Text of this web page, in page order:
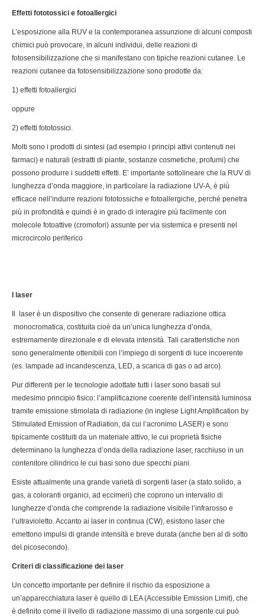
Effetti fototossici e fotoallergici
L’esposizione alla RUV e la contemporanea assunzione di alcuni composti
chimici può provocare, in alcuni individui, delle reazioni di
fotosensibilizzazione che si manifestano con tipiche reazioni cutanee. Le
reazioni cutanee da fotosensibilizzazione sono prodotte da:
1) effetti fotoallergici
oppure
2) effetti fototossici.
Molti sono i prodotti di sintesi (ad esempio i principi attivi contenuti nei
farmaci) e naturali (estratti di piante, sostanze cosmetiche, profumi) che
possono produrre i suddetti effetti. E’ importante sottolineare che la RUV di
lunghezza d’onda maggiore, in particolare la radiazione UV-A, è più
efficace nell’indurre reazioni fototossiche e fotoallergiche, perché penetra
più in profondità e quindi è in grado di interagire più facilmente con
molecole fotoattive (cromofori) assunte per via sistemica e presenti nel
microcircolo periferico
I laser
Il laser è un dispositivo che consente di generare radiazione ottica
monocromatica, costituita cioè da un’unica lunghezza d’onda,
estremamente direzionale e di elevata intensità. Tali caratteristiche non
sono generalmente ottenibili con l’impiego di sorgenti di luce incoerente
(es. lampade ad incandescenza, LED, a scarica di gas o ad arco).
Pur differenti per le tecnologie adottate tutti i laser sono basati sul
medesimo principio fisico: l’amplificazione coerente dell’intensità luminosa
tramite emissione stimolata di radiazione (in inglese Light Amplification by
Stimulated Emission of Radiation, da cui l’acronimo LASER) e sono
tipicamente costituiti da un materiale attivo, le cui proprietà fisiche
determinano la lunghezza d’onda della radiazione laser, racchiuso in un
contenitore cilindrico le cui basi sono due specchi piani.
Esiste attualmente una grande varietà di sorgenti laser (a stato solido, a
gas, a coloranti organici, ad eccimeri) che coprono un intervallo di
lunghezze d’onda che comprende la radiazione visibile l’infrarosso e
l’ultravioletto. Accanto ai laser in continua (CW), esistono laser che
emettono impulsi di grande intensità e breve durata (anche ben al di sotto
del picosecondo).
Criteri di classificazione dei laser
Un concetto importante per definire il rischio da esposizione a
un’apparecchiatura laser è quello di LEA (Accessible Emission Limit), che
è definito come il livello di radiazione massimo di una sorgente cui può